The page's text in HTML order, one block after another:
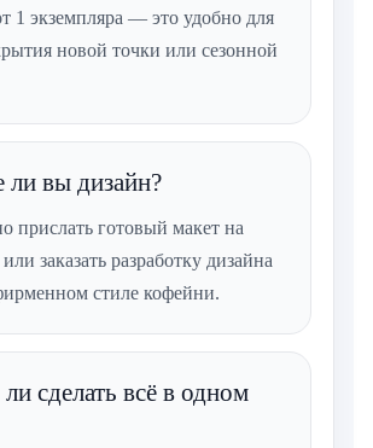
1 экземпляра — это удобно для
новой точки или сезонной
ли вы дизайн?
прислать готовый макет на
заказать разработку дизайна
стиле кофейни.
сделать всё в одном